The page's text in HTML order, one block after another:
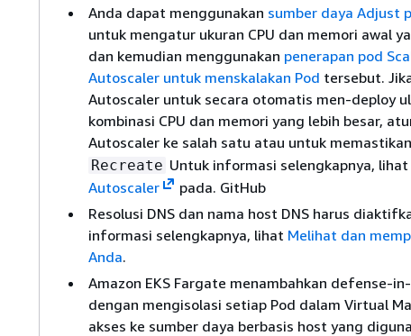
Anda dapat menggunakan sumber daya Adjust
untuk mengatur ukuran CPU dan memori awal
dan kemudian menggunakan penerapan pod
Autoscaler untuk menskalakan Pod tersebut.
Autoscaler untuk secara otomatis men-deploy
kombinasi CPU dan memori yang lebih besar,
Autoscaler ke salah satu atau untuk
Recreate Untuk informasi selengkapnya,
Autoscaler
pada. GitHub
Resolusi DNS dan nama host DNS harus
informasi selengkapnya, lihat Melihat dan
Anda.
Amazon EKS Fargate menambahkan defense-
dengan mengisolasi setiap Pod dalam Virtual
akses ke sumber daya berbasis host yang